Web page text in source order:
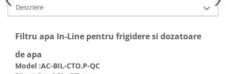
Statii automate
ECOMIX
Deferizare cu Pyrolox
Zeolit / Turbidex
Descriere
Filtru apa In-Line pentru frigidere si dozatoare
de apa
Model :AC-BIL-CTO.P-QC